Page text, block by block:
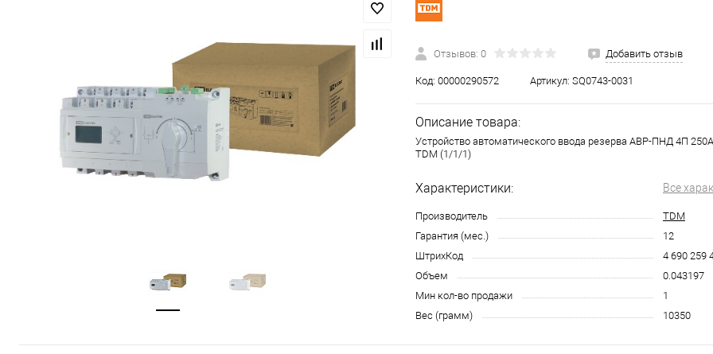
Отзывов: 0 Добавить отзыв
Код: 00000290572 Артикул: SQ0743-0031
Описание товара:
Устройство автоматического ввода резерва АВР-ПНД 4П
TDM (1/1/1)
Характеристики: Все
Производитель
TDM
Гарантия (мес.)
12
ШтрихКод
4 690 259
Объем
0.043197
Мин кол-во продажи
1
Вес (грамм)
10350